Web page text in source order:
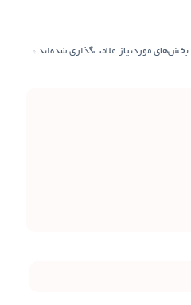
بخش‌های موردنیاز علامت‌گذاری شده‌اند *